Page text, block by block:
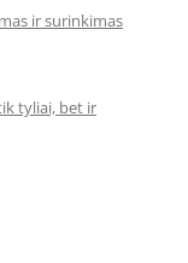
ir surinkimas
tyliai, bet ir